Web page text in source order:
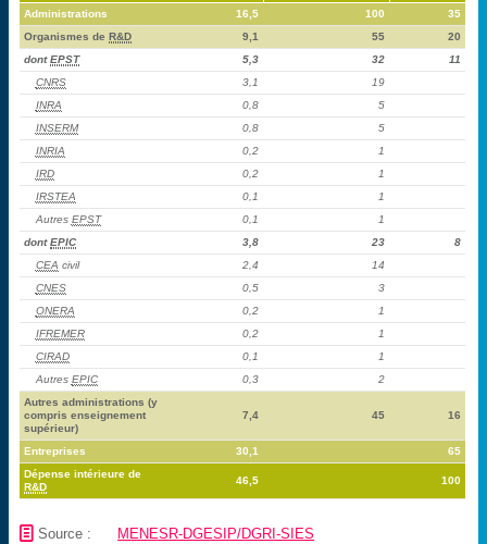
Administrations 16,5 100
35
Organismes deR&D 9,1 55
20
dontEPST 5,3 32
11
CNRS
3,1
19
INRA
0,8
5
INSERM
0,8
5
INRIA
0,2
1
IRD
0,2
1
IRSTEA
0,1
1
Autres EPST 0,1
1
dontEPIC 3,8 23
8
CEA civil 2,4
14
CNES
0,5
3
ONERA
0,2
1
IFREMER
0,2
1
CIRAD
0,1
1
Autres EPIC 0,3
2
Autres administrations (y
compris enseignement
supérieur)
7,4 45 16
Entreprises 30,1
65
Dépense intérieure de
R&D
46,5 100
📄 Source : MENESR-DGESIP/DGRI-SIES